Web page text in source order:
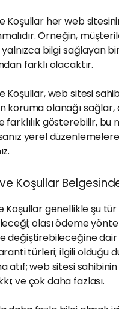
Koşullar her web
Örneğin,
yalnızca bilgi sağlayan
farklı olacaktır.
Koşullar, web sitesi
koruma olanağı
farklılık gösterebilir,
yerel
Koşullar
Koşullar genellikle şu
olası ödeme
değiştirebileceğine
türleri; ilgili olduğu
atıf; web sitesi
ve çok daha fazlası.